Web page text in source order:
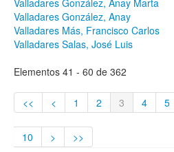
Valladares González, Anay Marta
Valladares González, Anay
Valladares Más, Francisco Carlos
Valladares Salas, José Luis
Elementos 41 - 60 de 362
<< < 1 2 3 4 5
10
> >>